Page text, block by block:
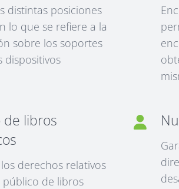
distintas posiciones
lo que se refiere a la
sobre los soportes
dispositivos
de libros
derechos relativos
de libros